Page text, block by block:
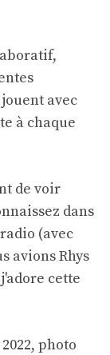
avec
à chaque
de voir
dans
(avec
avions Rhys
cette